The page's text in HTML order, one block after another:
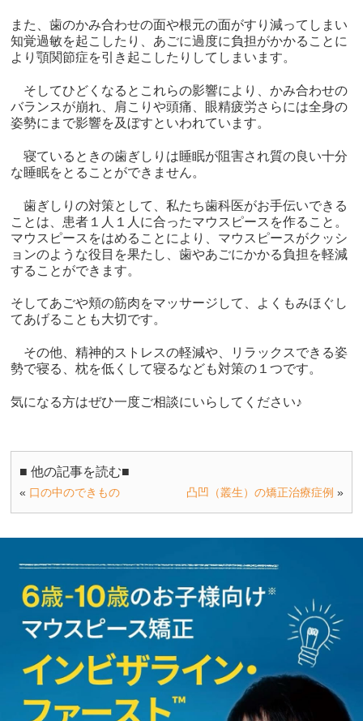
また、歯のかみ合わせの面や根元の面がすり減ってしまい
知覚過敏を起こしたり、あごに過度に負担がかかることに
より顎関節症を引き起こしたりしてしまいます。
そしてひどくなるとこれらの影響により、かみ合わせの
バランスが崩れ、肩こりや頭痛、眼精疲労さらには全身の
姿勢にまで影響を及ぼすといわれています。
寝ているときの歯ぎしりは睡眠が阻害され質の良い十分
な睡眠をとることができません。
歯ぎしりの対策として、私たち歯科医がお手伝いできる
ことは、患者１人１人に合ったマウスピースを作ること。
マウスピースをはめることにより、マウスピースがクッシ
ョンのような役目を果たし、歯やあごにかかる負担を軽減
することができます。
そしてあごや頬の筋肉をマッサージして、よくもみほぐし
てあげることも大切です。
その他、精神的ストレスの軽減や、リラックスできる姿
勢で寝る、枕を低くして寝るなども対策の１つです。
気になる方はぜひ一度ご相談にいらしてください♪
■ 他の記事を読む■
« 口の中のできもの 凸凹（叢生）の矯正治療症例 »